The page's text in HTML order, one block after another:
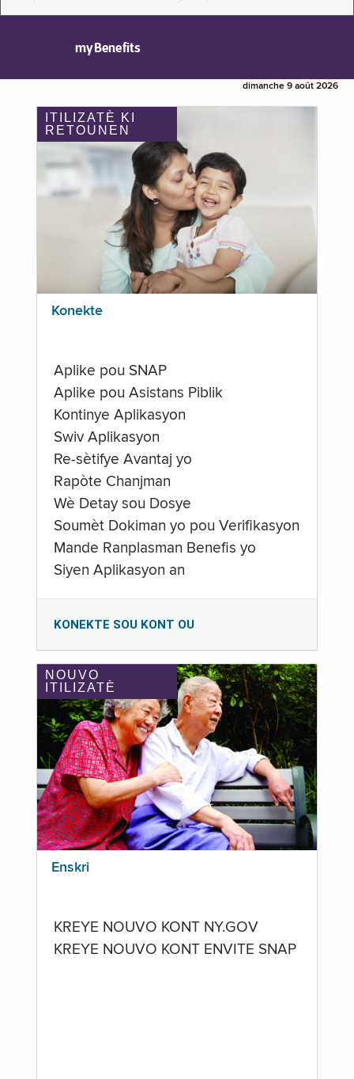
myBenefits
dimanche 9 août 2026
ITILIZATÈ KI
RETOUNEN
Konekte
Aplike pou SNAP
Aplike pou Asistans Piblik
Kontinye Aplikasyon
Swiv Aplikasyon
Re-sètifye Avantaj yo
Rapòte Chanjman
Wè Detay sou Dosye
Soumèt Dokiman yo pou Verifikasyon
Mande Ranplasman Benefis yo
Siyen Aplikasyon an
KONEKTE SOU KONT OU
NOUVO
ITILIZATÈ
Enskri
KREYE NOUVO KONT NY.GOV
KREYE NOUVO KONT ENVITE SNAP